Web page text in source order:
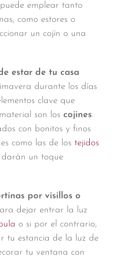
emplear tanto
como estores o
un cojín o una
estar de tu casa
durante los días
clave que
son los cojines.
con bonitos y finos
como las de los tejidos
un toque
por visillos o
dejar entrar la luz
o si por el contrario,
tu estancia de la luz de
tu ventana con